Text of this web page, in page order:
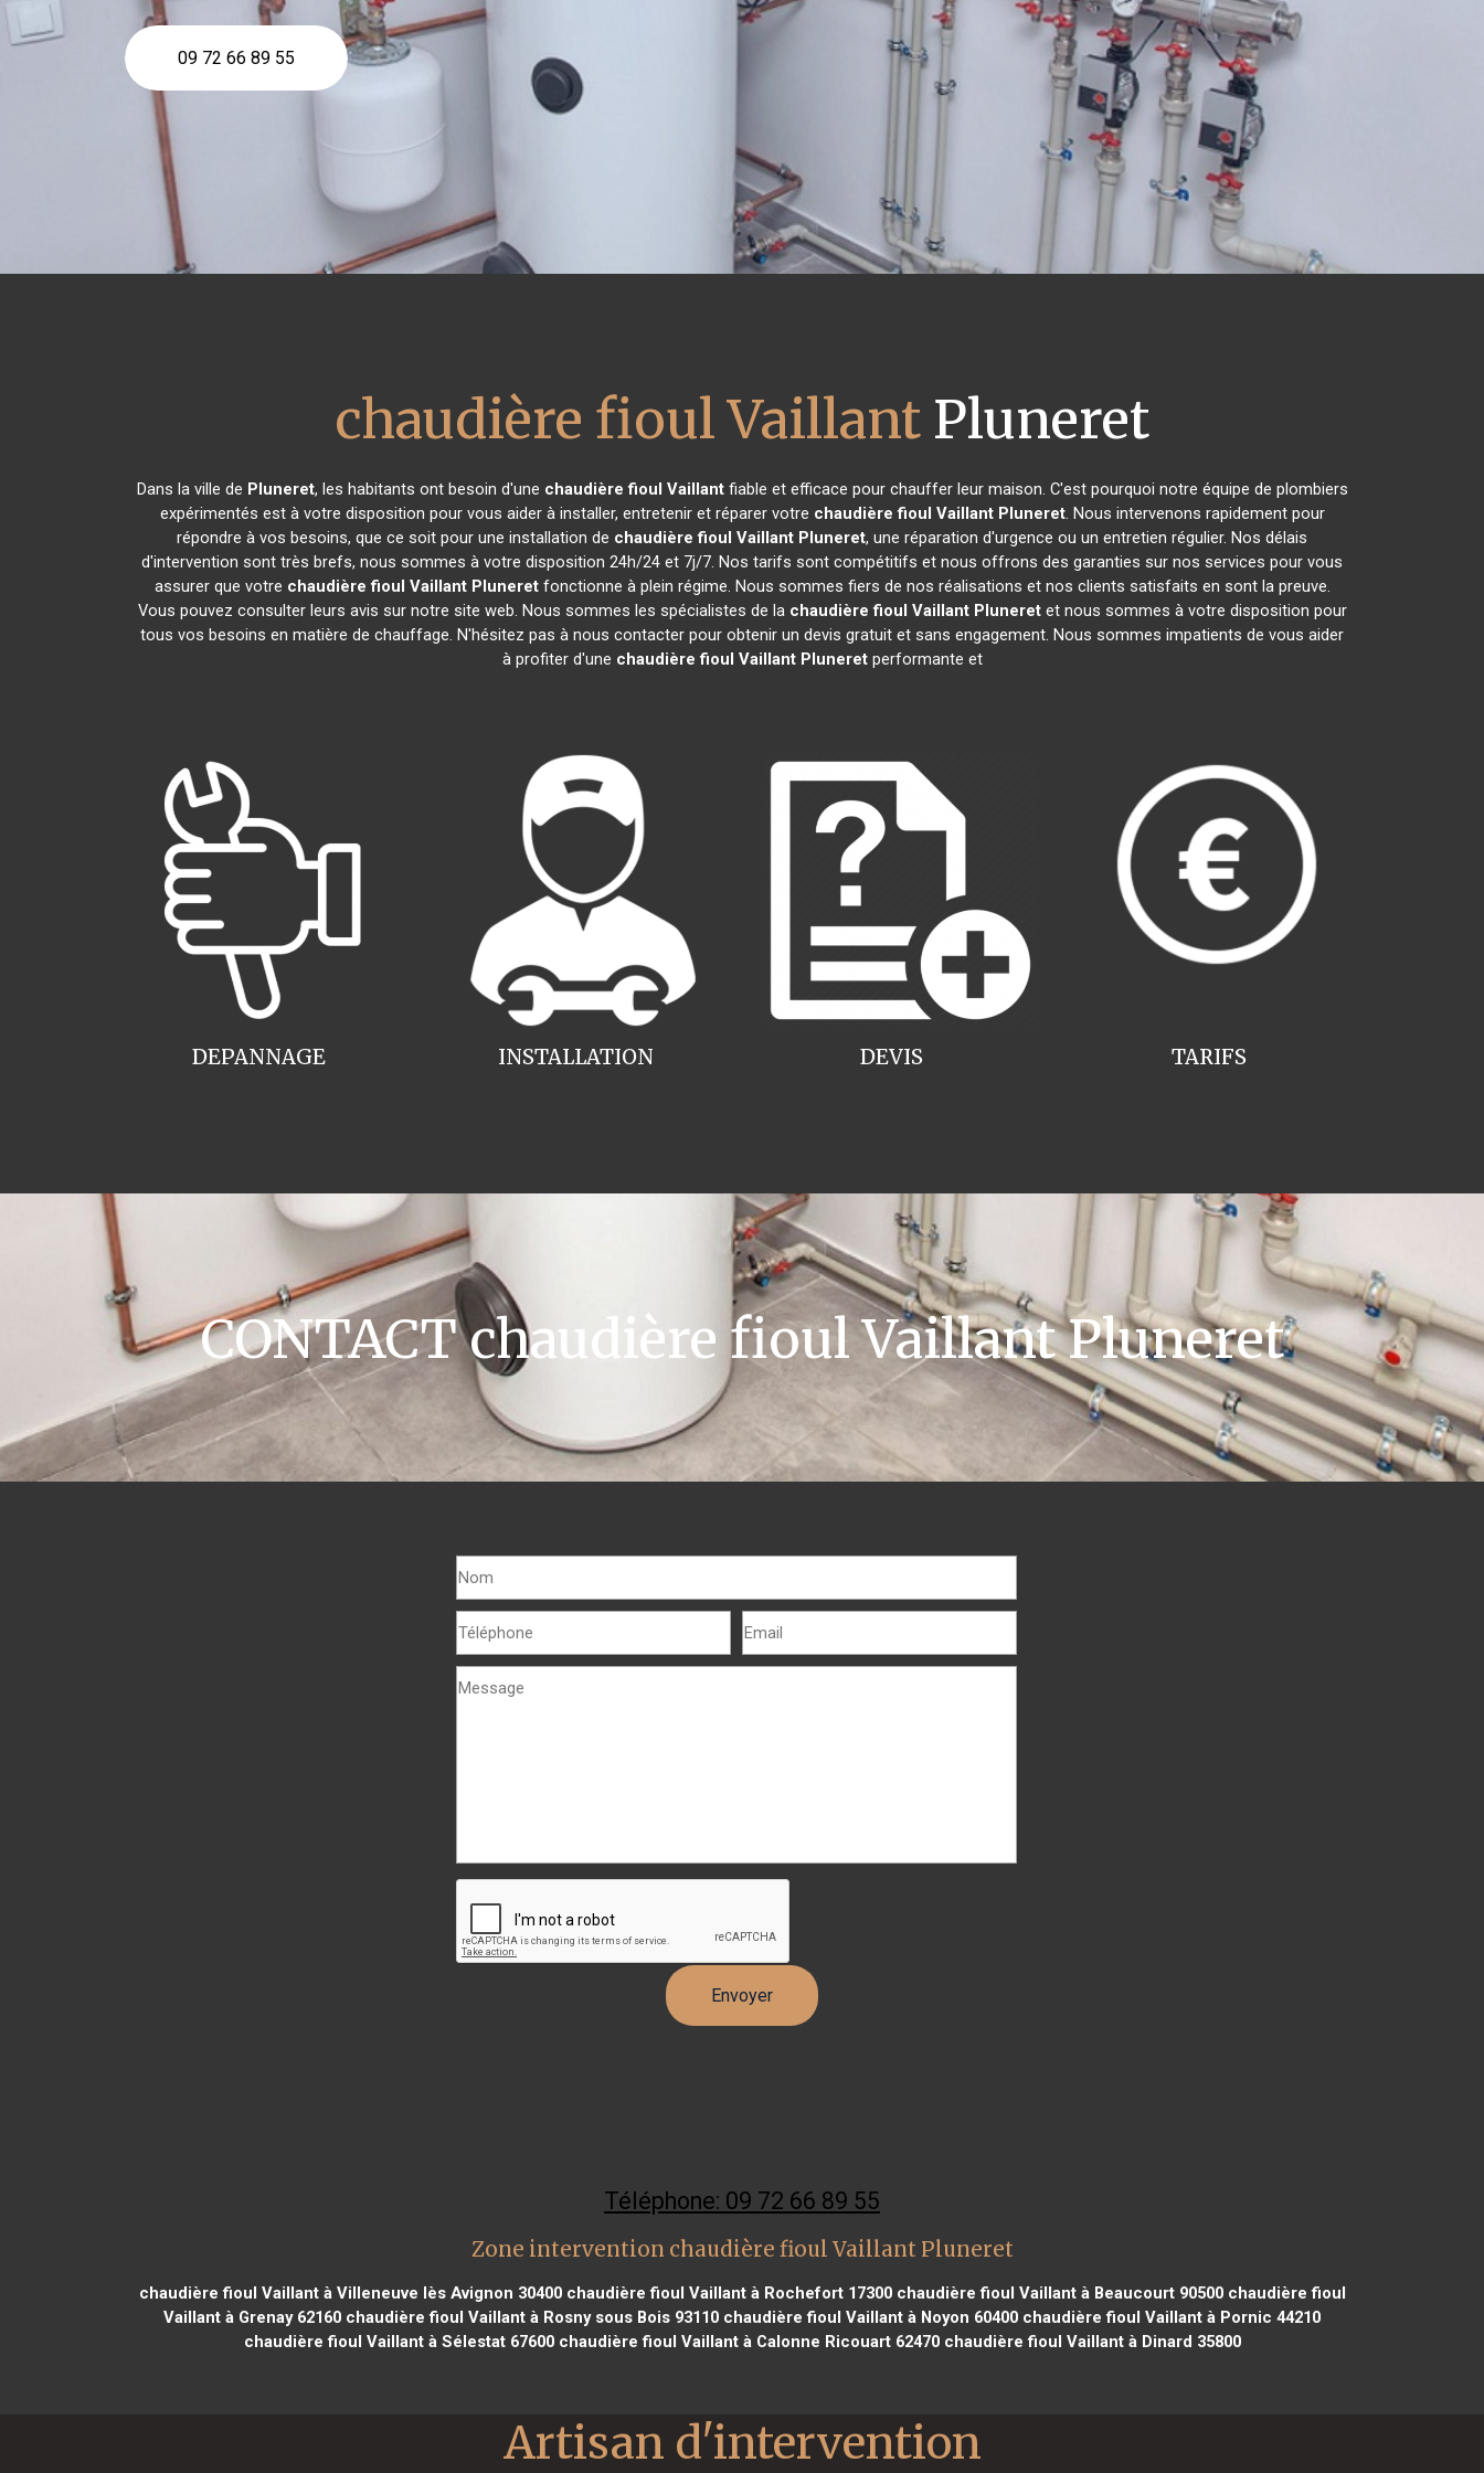
09 72 66 89 55
chaudière fioul Vaillant Pluneret
Dans la ville de Pluneret, les habitants ont besoin d'une chaudière fioul Vaillantfiable et efficace pour chauffer leur maison. C'est pourquoi notre équipe de plombiers
expérimentés est à votre disposition pour vous aider à installer, entretenir et réparer votre chaudière fioul Vaillant Pluneret. Nous intervenons rapidement pour
répondre à vos besoins, que ce soit pour une installation de chaudière fioul Vaillant Pluneret, une réparation d'urgence ou un entretien régulier. Nos délais
d'intervention sont très brefs, nous sommes à votre disposition 24h/24 et 7j/7. Nos tarifs sont compétitifs et nous offrons des garanties sur nos services pour vous
assurer que votre chaudière fioul Vaillant Pluneretfonctionne à plein régime. Nous sommes fiers de nos réalisations et nos clients satisfaits en sont la preuve.
Vous pouvez consulter leurs avis sur notre site web. Nous sommes les spécialistes de la chaudière fioul Vaillant Pluneretet nous sommes à votre disposition pour
tous vos besoins en matière de chauffage. N'hésitez pas à nous contacter pour obtenir un devis gratuit et sans engagement. Nous sommes impatients de vous aider
à profiter d'une chaudière fioul Vaillant Pluneretperformante et
INSTALLATION
DEPANNAGE TARIFS
DEVIS
CONTACT chaudière fioul Vaillant Pluneret
Téléphone: 09 72 66 89 55
Zone intervention chaudière fioul Vaillant Pluneret
chaudière fioul Vaillant à Villeneuve lès Avignon 30400chaudière fioul Vaillant à Rochefort 17300chaudière fioul Vaillant à Beaucourt 90500chaudière fioul
Vaillant à Grenay 62160 chaudière fioul Vaillant à Rosny sous Bois 93110 chaudière fioul Vaillant à Noyon 60400 chaudière fioul Vaillant à Pornic 44210
chaudière fioul Vaillant à Sélestat 67600chaudière fioul Vaillant à Calonne Ricouart 62470chaudière fioul Vaillant à Dinard 35800
Artisan d'intervention